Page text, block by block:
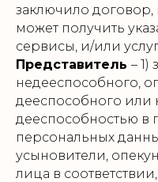
заключило договор,
может получить
сервисы, и/или
Представитель – 1)
недееспособного,
дееспособного или
дееспособностью в
персональных
усыновители,
лица в